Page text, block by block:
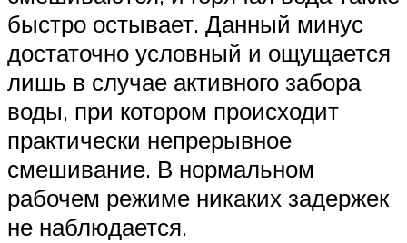
быстро остывает. Данный минус
достаточно условный и ощущается
лишь в случае активного забора
воды, при котором происходит
практически непрерывное
смешивание. В нормальном
рабочем режиме никаких задержек
не наблюдается.